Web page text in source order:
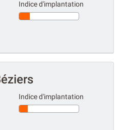
Indice d'implantation
Indice d'implantation